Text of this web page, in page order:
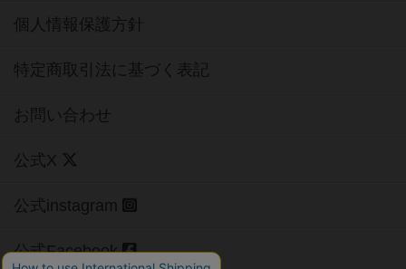
個人情報保護方針
特定商取引法に基づく表記
お問い合わせ
公式X
公式instagram
公式Facebook